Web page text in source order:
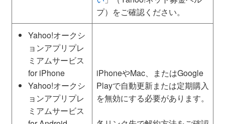
プ）をご確認ください。
Yahoo!オークシ
ョンアプリプレ
ミアムサービス
for iPhone
Yahoo!オークシ
ョンアプリプレ
ミアムサービス
iPhoneやMac、またはGoogle
Playで自動更新または定期購入
を無効にする必要があります。